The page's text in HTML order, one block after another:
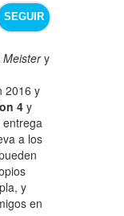
SEGUIR
Meistery
2016 y
4y
a los
y
en